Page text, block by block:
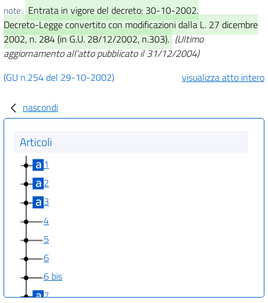
note: Entrata in vigore del decreto: 30-10-2002.
Decreto-Legge convertito con modificazioni dalla L. 27 dicembre
2002, n. 284 (in G.U. 28/12/2002, n.303). (Ultimo
aggiornamento all'atto pubblicato il 31/12/2004)
(GU n.254 del 29-10-2002)
visualizza atto intero
nascondi
Articoli
1
2
3
4
5
6
6 bis
7